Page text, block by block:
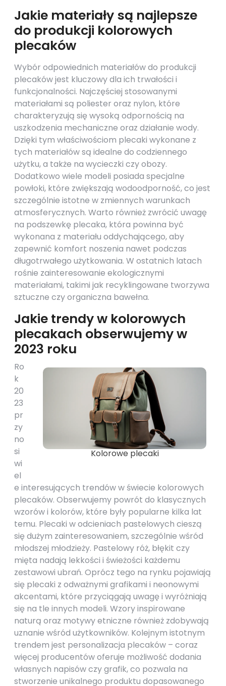
Jakie materiały są najlepsze
do produkcji kolorowych
plecaków
Wybór odpowiednich materiałów do produkcji
plecaków jest kluczowy dla ich trwałości i
funkcjonalności. Najczęściej stosowanymi
materiałami są poliester oraz nylon, które
charakteryzują się wysoką odpornością na
uszkodzenia mechaniczne oraz działanie wody.
Dzięki tym właściwościom plecaki wykonane z
tych materiałów są idealne do codziennego
użytku, a także na wycieczki czy obozy.
Dodatkowo wiele modeli posiada specjalne
powłoki, które zwiększają wodoodporność, co jest
szczególnie istotne w zmiennych warunkach
atmosferycznych. Warto również zwrócić uwagę
na podszewkę plecaka, która powinna być
wykonana z materiału oddychającego, aby
zapewnić komfort noszenia nawet podczas
długotrwałego użytkowania. W ostatnich latach
rośnie zainteresowanie ekologicznymi
materiałami, takimi jak recyklingowane tworzywa
sztuczne czy organiczna bawełna.
Jakie trendy w kolorowych
plecakach obserwujemy w
2023 roku
Kolorowe plecaki
Ro
k
20
23
pr
zy
no
si
wi
el
e interesujących trendów w świecie kolorowych
plecaków. Obserwujemy powrót do klasycznych
wzorów i kolorów, które były popularne kilka lat
temu. Plecaki w odcieniach pastelowych cieszą
się dużym zainteresowaniem, szczególnie wśród
młodszej młodzieży. Pastelowy róż, błękit czy
mięta nadają lekkości i świeżości każdemu
zestawowi ubrań. Oprócz tego na rynku pojawiają
się plecaki z odważnymi grafikami i neonowymi
akcentami, które przyciągają uwagę i wyróżniają
się na tle innych modeli. Wzory inspirowane
naturą oraz motywy etniczne również zdobywają
uznanie wśród użytkowników. Kolejnym istotnym
trendem jest personalizacja plecaków – coraz
więcej producentów oferuje możliwość dodania
własnych napisów czy grafik, co pozwala na
stworzenie unikalnego produktu dopasowanego